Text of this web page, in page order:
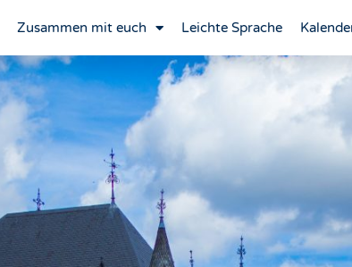
Zusammen mit euch Leichte Sprache